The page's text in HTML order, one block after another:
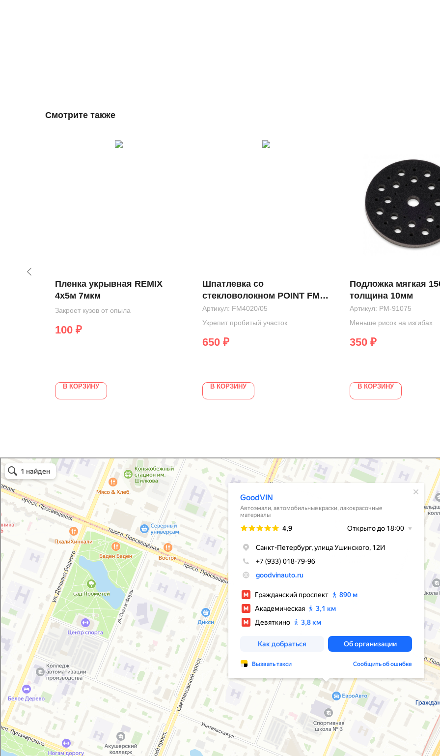
Смотрите также
Пленка укрывная REMIX
4х5м 7мкм
Закроет кузов от опыла
100 ₽
В КОРЗИНУ
Шпатлевка со
стекловолокном POINT FM
4020 0,5кг
Артикул: FM4020/05
Укрепит пробитый участок
650 ₽
В КОРЗИНУ
Подложка мягкая
толщина 10мм
Артикул: РМ-91075
Меньше рисок на изгибах
350 ₽
В КОРЗИНУ
GoodVIN
Автоэмали, автомобильные краски в Санкт‑Петербурге
Лакокрасочные материалы в Санкт‑Петербурге